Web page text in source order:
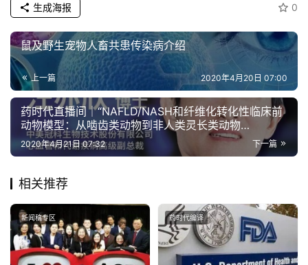
0
生成海报
鼠及野生宠物人畜共患传染病介绍
上一篇 2020年4月20日 07:00
药时代直播间｜“NAFLD/NASH和纤维化转化性临床前
动物模型：从啮齿类动物到非人类灵长类动物
（NHP）”网络研讨会问题解答
下一篇
2020年4月21日 07:32
相关推荐
新闻稿专区 药时代编译